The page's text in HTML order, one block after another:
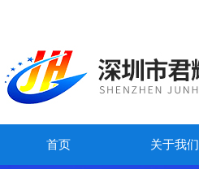
首页 关于我们